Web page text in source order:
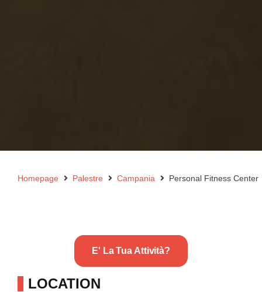
Homepage Palestre Campania Personal Fitness Center
E' La Tua Attività?
LOCATION